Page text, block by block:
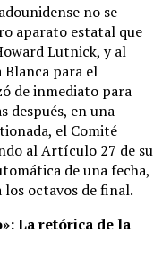
no se
aparato estatal que
Lutnick, y al
para el
de inmediato para
después, en una
el Comité
al Artículo 27 de su
de una fecha,
octavos de final.
La retórica de la